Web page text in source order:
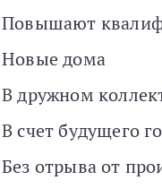
Повышают
Новые дома
В дружном
В счет будущего
Без отрыва от